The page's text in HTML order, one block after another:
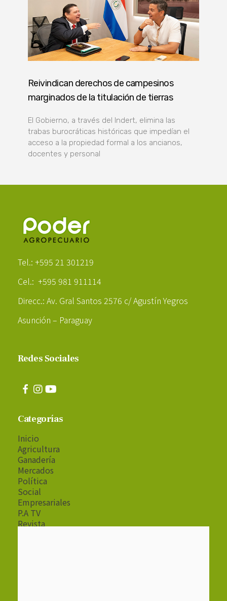
Reivindican derechos de campesinos
marginados de la titulación de tierras
El Gobierno, a través del Indert, elimina las
trabas burocráticas históricas que impedían el
acceso a la propiedad formal a los ancianos,
docentes y personal
Tel.: +595 21 301219
Cel.: +595 981 911114
Direcc.: Av. Gral Santos 2576 c/ Agustín Yegros
Asunción – Paraguay
Redes Sociales
Categorías
Inicio
Agricultura
Ganadería
Mercados
Política
Social
Empresariales
P.A TV
Revista